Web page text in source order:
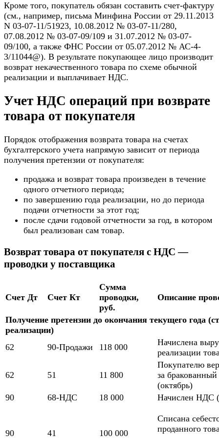
Кроме того, покупатель обязан составить счет-фактуру
(см., например, письма Минфина России от 29.11.2013
N 03-07-11/51923, 10.08.2012 № 03-07-11/280,
07.08.2012 № 03-07-09/109 и 31.07.2012 № 03-07-
09/100, а также ФНС России от 05.07.2012 № АС-4-
3/11044@). В результате покупающее лицо производит
возврат некачественного товара по схеме обычной
реализации и выплачивает НДС.
Учет НДС операций при возврате
товара от покупателя
Порядок отображения возврата товара на счетах
бухгалтерского учета напрямую зависит от периода
получения претензии от покупателя:
продажа и возврат товара произведен в течение
одного отчетного периода;
по завершению года реализации, но до периода
подачи отчетности за этот год;
после сдачи годовой отчетности за год, в котором
был реализован сам товар.
Возврат товара от покупателя с НДС —
проводки у поставщика
Счет Дт Счет Кт
Сумма
проводки,
руб.
Описание
Получение претензии до окончания текущего года
реализации)
62
90-Продажи 118 000
Начислена
реализации
62 51 11 800
Покупателю
за бракованный
(октябрь)
90
68-НДС 18 000 Начислен НДС
90 41 100 000
Списана
проданного